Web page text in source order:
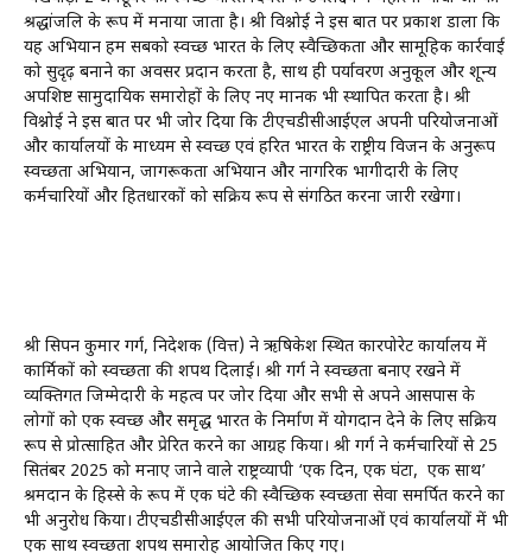
श्रद्धांजलि के रूप में मनाया जाता है। श्री विश्नोई ने इस बात पर प्रकाश डाला कि
यह अभियान हम सबको स्वच्छ भारत के लिए स्वैच्छिकता और सामूहिक कार्रवाई
को सुदृढ़ बनाने का अवसर प्रदान करता है, साथ ही पर्यावरण अनुकूल और शून्य
अपशिष्ट सामुदायिक समारोहों के लिए नए मानक भी स्थापित करता है। श्री
विश्नोई ने इस बात पर भी जोर दिया कि टीएचडीसीआईएल अपनी परियोजनाओं
और कार्यालयों के माध्यम से स्वच्छ एवं हरित भारत के राष्ट्रीय विजन के अनुरूप
स्वच्छता अभियान, जागरूकता अभियान और नागरिक भागीदारी के लिए
कर्मचारियों और हितधारकों को सक्रिय रूप से संगठित करना जारी रखेगा।
श्री सिपन कुमार गर्ग, निदेशक (वित्त) ने ऋषिकेश स्थित कारपोरेट कार्यालय में
कार्मिकों को स्वच्छता की शपथ दिलाई। श्री गर्ग ने स्वच्छता बनाए रखने में
व्यक्तिगत जिम्मेदारी के महत्व पर जोर दिया और सभी से अपने आसपास के
लोगों को एक स्वच्छ और समृद्ध भारत के निर्माण में योगदान देने के लिए सक्रिय
रूप से प्रोत्साहित और प्रेरित करने का आग्रह किया। श्री गर्ग ने कर्मचारियों से 25
सितंबर 2025 को मनाए जाने वाले राष्ट्रव्यापी ‘एक दिन, एक घंटा, एक साथ’
श्रमदान के हिस्से के रूप में एक घंटे की स्वैच्छिक स्वच्छता सेवा समर्पित करने का
भी अनुरोध किया। टीएचडीसीआईएल की सभी परियोजनाओं एवं कार्यालयों में भी
एक साथ स्वच्छता शपथ समारोह आयोजित किए गए।